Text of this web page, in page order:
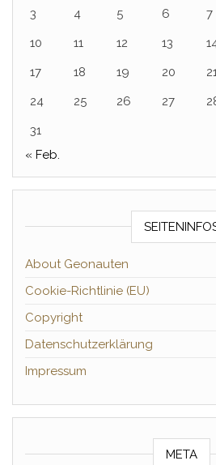
3
4 5 6 7
10
11 12 13
17
18 19 20
24
25 26 27
31
« Feb.
About Geonauten
Cookie-Richtlinie (EU)
Copyright
Datenschutzerklärung
Impressum
META